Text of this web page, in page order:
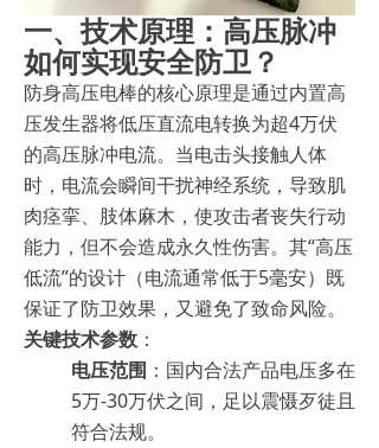
一、技术原理：高压脉冲
如何实现安全防卫？
防身高压电棒的核心原理是通过内置高
压发生器将低压直流电转换为超4万伏
的高压脉冲电流。当电击头接触人体
时，电流会瞬间干扰神经系统，导致肌
肉痉挛、肢体麻木，使攻击者丧失行动
能力，但不会造成永久性伤害。其“高压
低流”的设计（电流通常低于5毫安）既
保证了防卫效果，又避免了致命风险。
关键技术参数 ：
电压范围 ：国内合法产品电压多在
5万-30万伏之间，足以震慑歹徒且
符合法规。